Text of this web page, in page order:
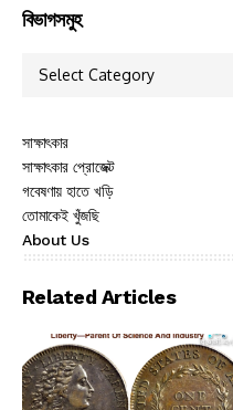
বিভাগসমুহ
সাক্ষাৎকার
সাক্ষাৎকার প্রোজেক্ট
গবেষণায় হাতে খড়ি
তোমাকেই খুঁজছি
About Us
Related Articles